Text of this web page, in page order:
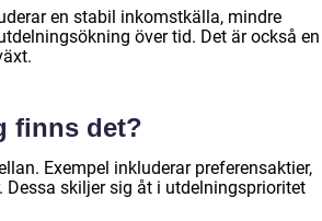
en stabil inkomstkälla, mindre
över tid. Det är också en
finns det?
Exempel inkluderar preferensaktier,
skiljer sig åt i utdelningsprioritet